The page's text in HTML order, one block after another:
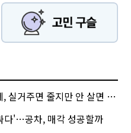
주면 줄지만 안 살면 2.5배
다'…공차, 매각 성공할까